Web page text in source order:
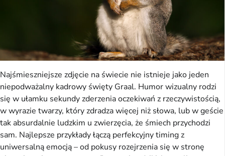
Najśmieszniejsze zdjęcie na świecie nie istnieje jako jeden
niepodważalny kadrowy święty Graal. Humor wizualny rodzi
się w ułamku sekundy zderzenia oczekiwań z rzeczywistością,
w wyrazie twarzy, który zdradza więcej niż słowa, lub w geście
tak absurdalnie ludzkim u zwierzęcia, że śmiech przychodzi
sam. Najlepsze przykłady łączą perfekcyjny timing z
uniwersalną emocją – od pokusy rozejrzenia się w stronę